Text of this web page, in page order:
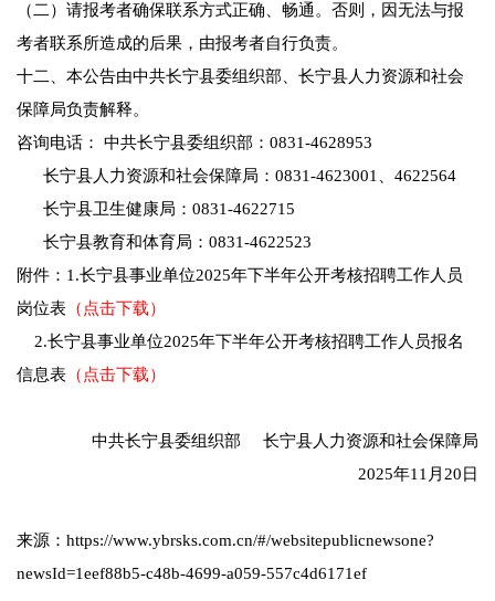
（二）请报考者确保联系方式正确、畅通。否则，因无法与报
考者联系所造成的后果，由报考者自行负责。
十二、本公告由中共长宁县委组织部、长宁县人力资源和社会
保障局负责解释。
咨询电话： 中共长宁县委组织部：0831-4628953
长宁县人力资源和社会保障局：0831-4623001、4622564
长宁县卫生健康局：0831-4622715
长宁县教育和体育局：0831-4622523
附件：1.长宁县事业单位2025年下半年公开考核招聘工作人员
岗位表 （点击下载）
2.长宁县事业单位2025年下半年公开考核招聘工作人员报名
信息表 （点击下载）
中共长宁县委组织部 长宁县人力资源和社会保障局
2025年11月20日
来源：https://www.ybrsks.com.cn/#/websitepublicnewsone?
newsId=1eef88b5-c48b-4699-a059-557c4d6171ef